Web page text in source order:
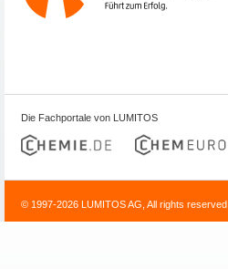
Die Fachportale von LUMITOS
© 1997-2026 LUMITOS AG, All rights reserved